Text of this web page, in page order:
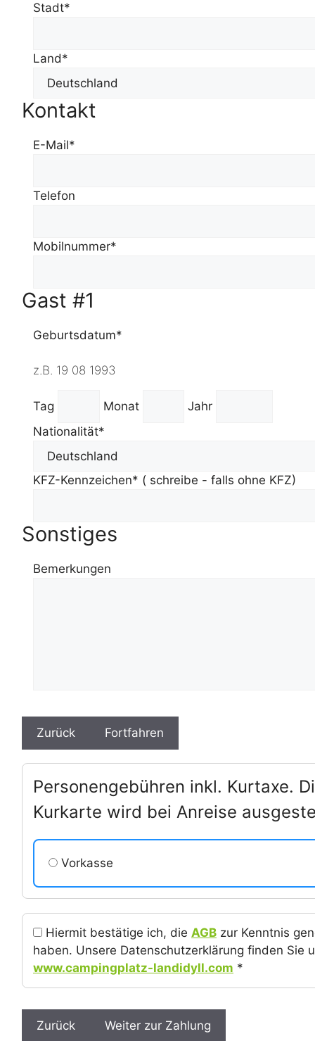
Stadt*
Land*
Kontakt
E-Mail*
Telefon
Mobilnummer*
Gast #1
Geburtsdatum*
z.B. 19 08 1993
Tag Monat
Jahr
Nationalität*
KFZ-Kennzeichen* ( schreibe - falls ohne KFZ)
Sonstiges
Bemerkungen
Personengebühren inkl. Kurtaxe.
Kurkarte wird bei Anreise
Vorkasse
Hiermit bestätige ich, die AGB zur Kenntnis
haben. Unsere Datenschutzerklärung finden Sie
www.campingplatz-landidyll.com *